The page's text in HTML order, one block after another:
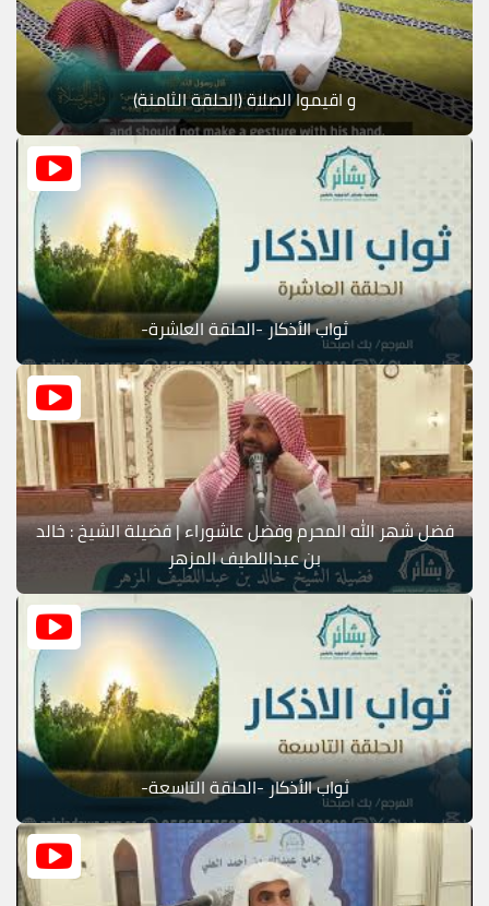
و اقيموا الصلاة (الحلقة الثامنة)
ثواب الأذكار -الحلقة العاشرة-
فضل شهر الله المحرم وفضل عاشوراء | فضيلة الشيخ : خالد
بن عبداللطيف المزهر
ثواب الأذكار -الحلقة التاسعة-